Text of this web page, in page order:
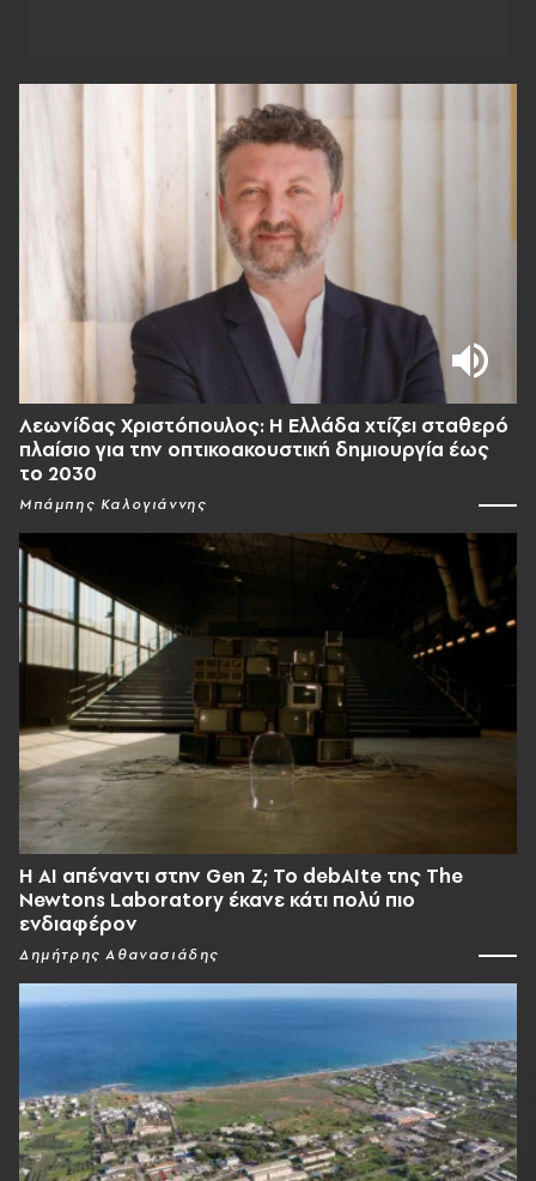
Λεωνίδας Χριστόπουλος: Η Ελλάδα χτίζει σταθερό
πλαίσιο για την οπτικοακουστική δημιουργία έως
το 2030
Μπάμπης Καλογιάννης
Η AI απέναντι στην Gen Z; Το debAIte της The
Newtons Laboratory έκανε κάτι πολύ πιο
ενδιαφέρον
Δημήτρης Αθανασιάδης